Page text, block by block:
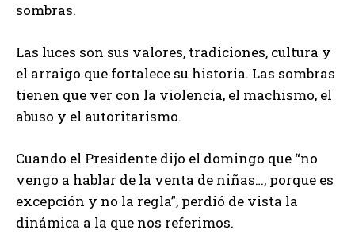
sombras.
Las luces son sus valores, tradiciones, cultura y
el arraigo que fortalece su historia. Las sombras
tienen que ver con la violencia, el machismo, el
abuso y el autoritarismo.
Cuando el Presidente dijo el domingo que “no
vengo a hablar de la venta de niñas…, porque es
excepción y no la regla”, perdió de vista la
dinámica a la que nos referimos.